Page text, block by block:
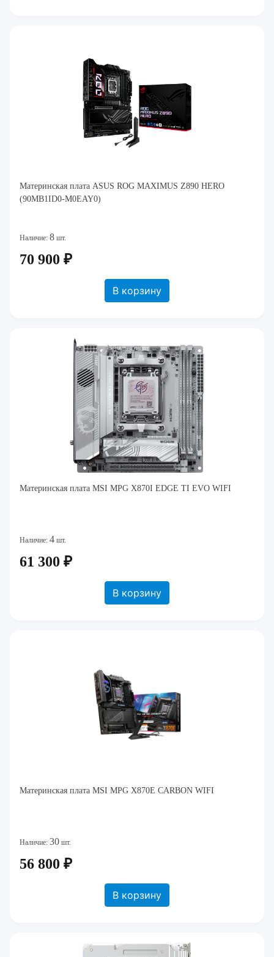
Материнская плата ASUS ROG MAXIMUS Z890 HERO
(90MB1ID0-M0EAY0)
Наличие: 8 шт.
70 900 ₽
В корзину
Материнская плата MSI MPG X870I EDGE TI EVO WIFI
Наличие: 4 шт.
61 300 ₽
В корзину
Материнская плата MSI MPG X870E CARBON WIFI
Наличие: 30 шт.
56 800 ₽
В корзину